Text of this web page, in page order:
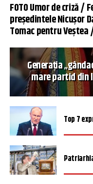
FOTO Umor de criză /
președintele Nicușor
Tomac pentru Veștea
Generația
mare partid din
Top 7